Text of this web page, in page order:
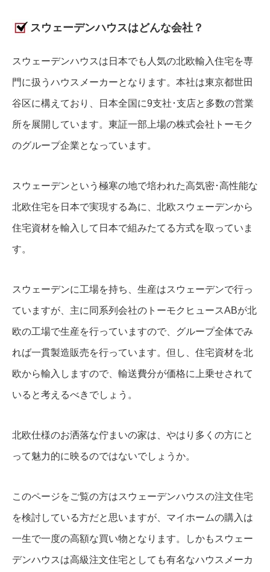
スウェーデンハウスはどんな会社？
スウェーデンハウスは日本でも人気の北欧輸入住宅を専
門に扱うハウスメーカーとなります。本社は東京都世田
谷区に構えており、日本全国に9支社･支店と多数の営業
所を展開しています。東証一部上場の株式会社トーモク
のグループ企業となっています。
スウェーデンという極寒の地で培われた高気密･高性能な
北欧住宅を日本で実現する為に、北欧スウェーデンから
住宅資材を輸入して日本で組みたてる方式を取っていま
す。
スウェーデンに工場を持ち、生産はスウェーデンで行っ
ていますが、主に同系列会社のトーモクヒュースABが北
欧の工場で生産を行っていますので、グループ全体でみ
れば一貫製造販売を行っています。但し、住宅資材を北
欧から輸入しますので、輸送費分が価格に上乗せされて
いると考えるべきでしょう。
北欧仕様のお洒落な佇まいの家は、やはり多くの方にと
って魅力的に映るのではないでしょうか。
このページをご覧の方はスウェーデンハウスの注文住宅
を検討している方だと思いますが、マイホームの購入は
一生で一度の高額な買い物となります。しかもスウェー
デンハウスは高級注文住宅としても有名なハウスメーカ